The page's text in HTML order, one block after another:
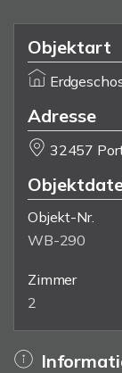
Objektart
Adresse
32457
Objekt-Nr.
WB-290
Zimmer
2